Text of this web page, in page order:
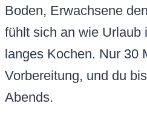
Boden, Erwachsene
fühlt sich an wie Urlaub
langes Kochen. Nur 30
Vorbereitung, und du
Abends.